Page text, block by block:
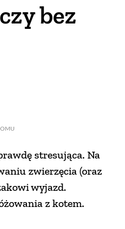
bez
stresująca. Na
zwierzęcia (oraz
wyjazd.
z kotem.